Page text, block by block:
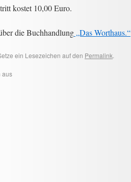
kostet 10,00 Euro.
die Buchhandlung „Das Worthaus.“
ein Lesezeichen auf den Permalink.
aus